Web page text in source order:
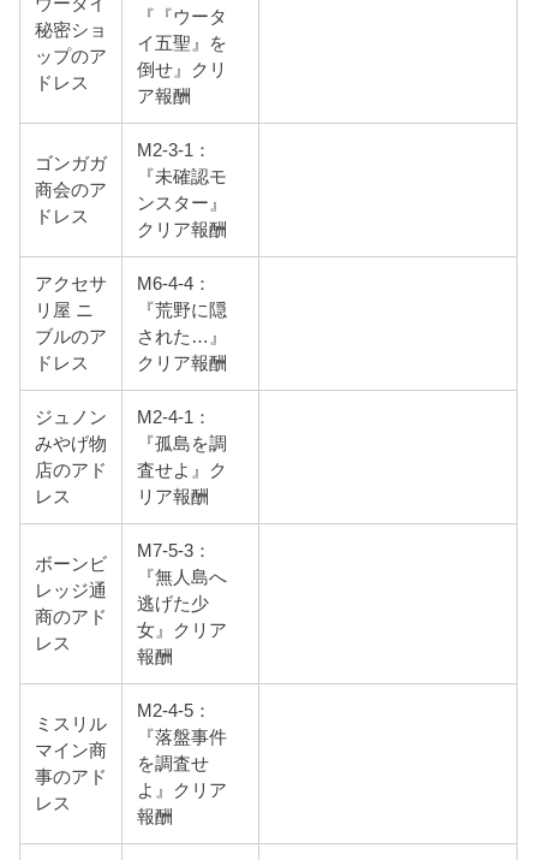
ウータイ
秘密ショ
ップのア
ドレス
『『ウータ
イ五聖』を
倒せ』クリ
ア報酬
ゴンガガ
商会のア
ドレス
M2-3-1：
『未確認モ
ンスター』
クリア報酬
アクセサ
リ屋 ニ
ブルのア
ドレス
M6-4-4：
『荒野に隠
された…』
クリア報酬
ジュノン
みやげ物
店のアド
レス
M2-4-1：
『孤島を調
査せよ』ク
リア報酬
ボーンビ
レッジ通
商のアド
レス
M7-5-3：
『無人島へ
逃げた少
女』クリア
報酬
ミスリル
マイン商
事のアド
レス
M2-4-5：
『落盤事件
を調査せ
よ』クリア
報酬